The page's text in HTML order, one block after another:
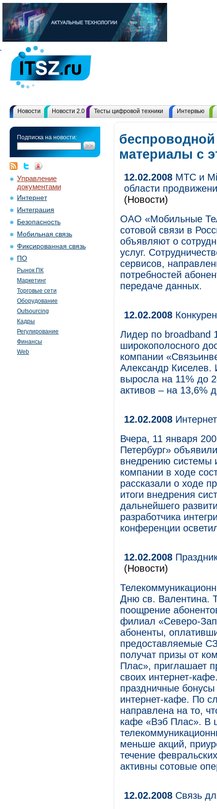
Новости Новости 2.0 Тесты цифровой техники Интервью
Подписка на новости:
Управление
документами
Интернет
Интеграция
Безопасность
Мобильная связь
Фиксированная связь
ПО
Рынок ПК
Маркетинг
Торговые сети
Оборудование
Outsourcing
Кадры
Регулирование
Финансы
Web
материалы с
12.02.2008 МТС и
области
(Новости)
ОАО «Мобильные
сотовой связи в
объявляют о
услуг.
сервисов,
потребностей
передаче данных.
12.02.2008
Лидер по broadband
широкополосного
компании
Александр Киселев.
выросла на 11% до
активов – на 13,6%
12.02.2008
Вчера, 11 января
Петербург»
внедрению системы
компании в ходе
рассказали о ходе
итоги внедрения
дальнейшего
разработчика
конференции
12.02.2008
(Новости)
Дню св. Валентина.
поощрение
филиал «Северо-
абоненты,
предоставляемые
получат призы от
Плас», приглашает
своих интернет-
праздничные бонусы
интернет-кафе. По
направлена на то,
кафе «Вэб Плас». В
меньше акций,
течение
активны сотовые
12.02.2008 Связь